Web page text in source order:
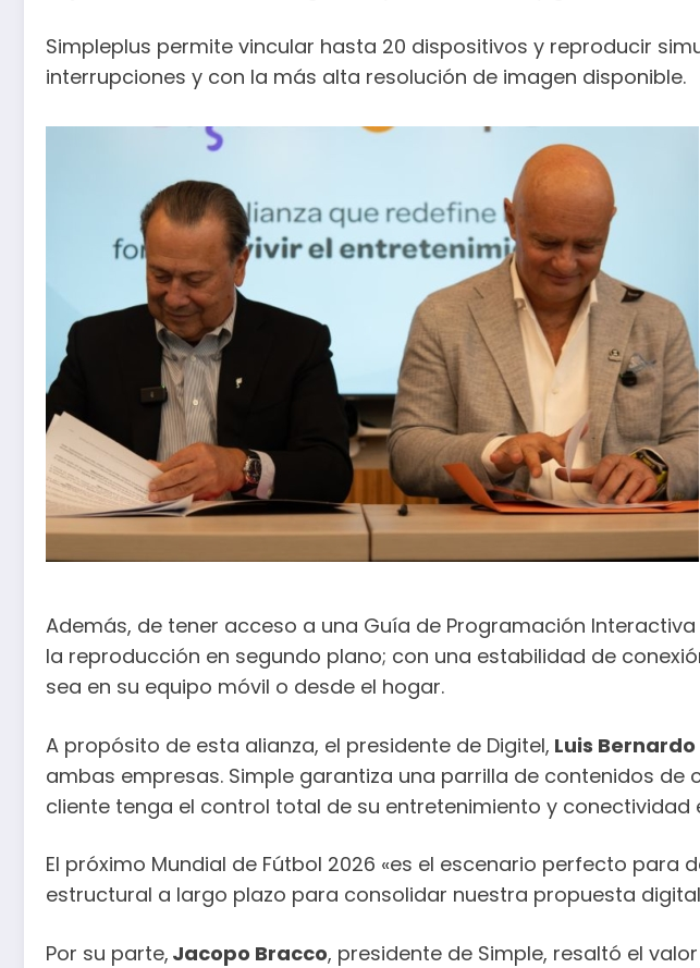
Simpleplus permite vincular hasta 20 dispositivos y reproducir
interrupciones y con la más alta resolución de imagen disponible.
Además, de tener acceso a una Guía de Programación
la reproducción en segundo plano; con una estabilidad de
sea en su equipo móvil o desde el hogar.
A propósito de esta alianza, el presidente de Digitel, Luis Bernardo
ambas empresas. Simple garantiza una parrilla de contenidos
cliente tenga el control total de su entretenimiento y conectividad
El próximo Mundial de Fútbol 2026 «es el escenario perfecto
estructural a largo plazo para consolidar nuestra propuesta
Por su parte, Jacopo Bracco, presidente de Simple, resaltó el